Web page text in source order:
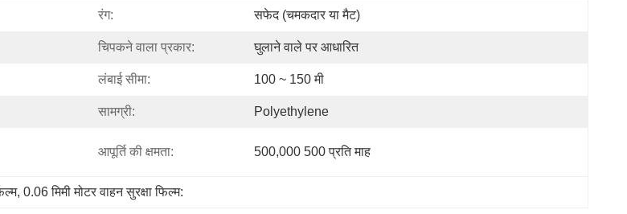
रंग: सफेद (चमकदार या मैट)
चिपकने वाला प्रकार: घुलाने वाले पर आधारित
लंबाई सीमा: 100 ~ 150 मी
सामग्री: Polyethylene
आपूर्ति की क्षमता: 500,000 500 प्रति माह
, 0.06 मिमी मोटर वाहन सुरक्षा फिल्म: